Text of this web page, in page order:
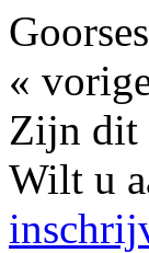
«
Zijn dit
Wilt u